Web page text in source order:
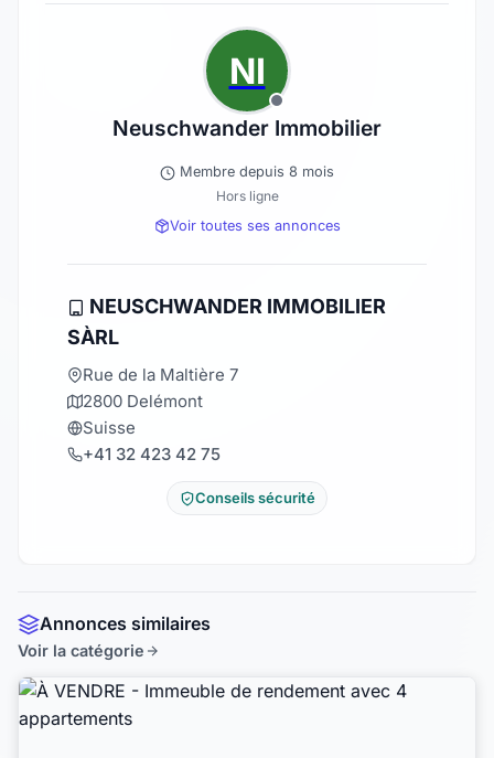
NI
Neuschwander Immobilier
Membre depuis 8 mois
Hors ligne
Voir toutes ses annonces
NEUSCHWANDER IMMOBILIER
SÀRL
Rue de la Maltière 7
2800 Delémont
Suisse
+41 32 423 42 75
Conseils sécurité
Annonces similaires
Voir la catégorie